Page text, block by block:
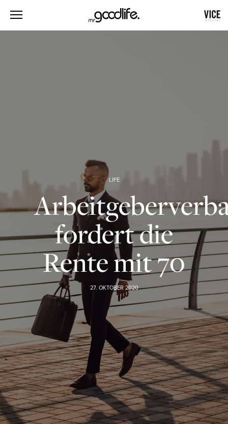
LIFE
fordert die
Rente mit 70
27. OKTOBER 2020